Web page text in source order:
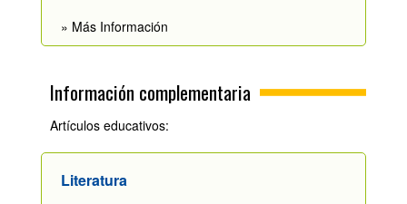
» Más Información
Información complementaria
Artículos educativos:
Literatura